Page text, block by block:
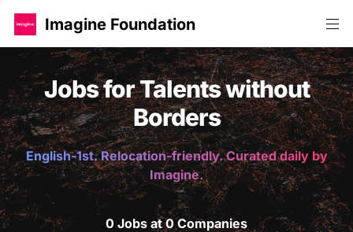
Imagine Foundation
Jobs for Talents without
Borders
English-1st. Relocation-friendly. Curated daily by
Imagine.
0 Jobs at 0 Companies